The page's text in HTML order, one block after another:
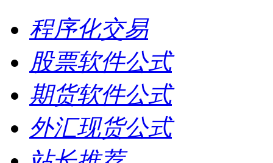
程序化交易
股票软件公式
期货软件公式
外汇现货公式